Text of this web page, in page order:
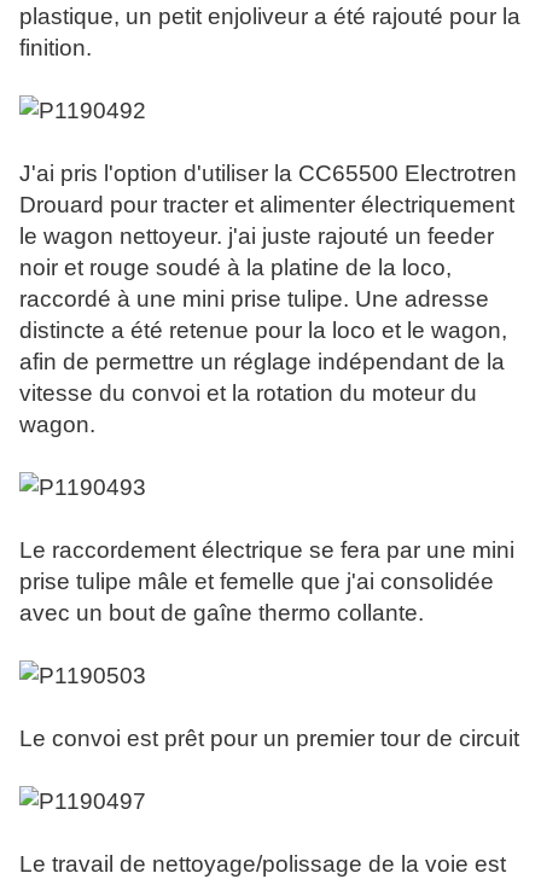
plastique, un petit enjoliveur a été rajouté pour la
finition.
J'ai pris l'option d'utiliser la CC65500 Electrotren
Drouard pour tracter et alimenter électriquement
le wagon nettoyeur. j'ai juste rajouté un feeder
noir et rouge soudé à la platine de la loco,
raccordé à une mini prise tulipe. Une adresse
distincte a été retenue pour la loco et le wagon,
afin de permettre un réglage indépendant de la
vitesse du convoi et la rotation du moteur du
wagon.
Le raccordement électrique se fera par une mini
prise tulipe mâle et femelle que j'ai consolidée
avec un bout de gaîne thermo collante.
Le convoi est prêt pour un premier tour de circuit
Le travail de nettoyage/polissage de la voie est